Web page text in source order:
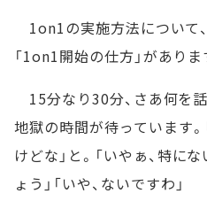
1on1の実施方法について
「1on1開始の仕方」がありま
15分なり30分、さあ何を
地獄の時間が待っています
けどな」と。「いやぁ、特に
ょう」「いや、ないですわ」